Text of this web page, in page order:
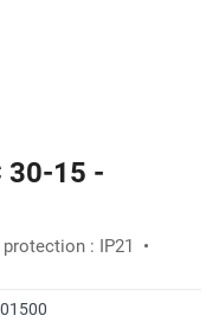
30-15 -
: IP21 •